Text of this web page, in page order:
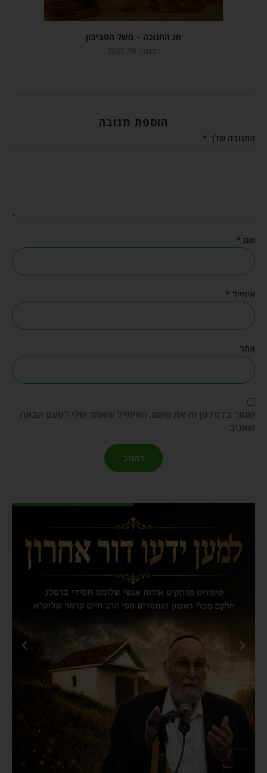
חג החנוכה – משל הסביבון
דצמבר 18, 2025
הוספת תגובה
התגובה שלך *
שם *
אימייל *
אתר
שמור בדפדפן זה את השם, האימייל והאתר שלי לפעם הבאה
שאגיב.